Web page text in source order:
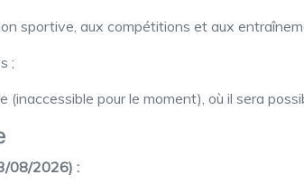
sportive, aux compétitions et aux
;
(inaccessible pour le moment), où il sera
08/2026) :